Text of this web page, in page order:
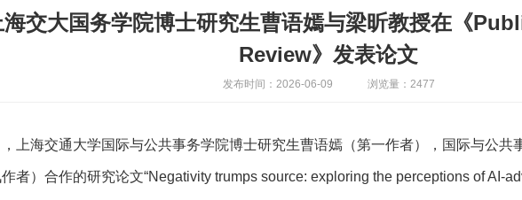
海交大国务学院博士研究生曹语嫣与梁昕教授在《
Review》发表论文
发布时间：2026-06-09 浏览量：2477
上海交通大学国际与公共事务学院博士研究生曹语嫣（第一作者），国际与公共
者）合作的研究论文“Negativity trumps source: exploring the perceptions of AI-